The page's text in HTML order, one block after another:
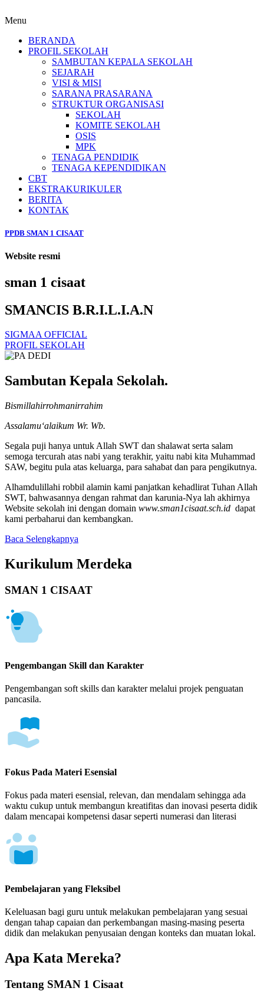
Menu
BERANDA
PROFIL SEKOLAH
SAMBUTAN KEPALA SEKOLAH
SEJARAH
VISI & MISI
SARANA PRASARANA
STRUKTUR ORGANISASI
SEKOLAH
KOMITE SEKOLAH
OSIS
MPK
TENAGA PENDIDIK
TENAGA KEPENDIDIKAN
CBT
EKSTRAKURIKULER
BERITA
KONTAK
PPDB SMAN 1 CISAAT
Website resmi
sman 1 cisaat
SMANCIS B.R.I.L.I.A.N
SIGMAA OFFICIAL
PROFIL SEKOLAH
Sambutan Kepala Sekolah.
Bismillahirrohmanirrahim
Assalamu‘alaikum Wr. Wb.
Segala puji hanya untuk Allah SWT dan shalawat serta salam
semoga tercurah atas nabi yang terakhir, yaitu nabi kita Muhammad
SAW, begitu pula atas keluarga, para sahabat dan para pengikutnya.
Alhamdulillahi robbil alamin kami panjatkan kehadlirat Tuhan Allah
SWT, bahwasannya dengan rahmat dan karunia-Nya lah akhirnya
Website sekolah ini dengan domain www.sman1cisaat.sch.id dapat
kami perbaharui dan kembangkan.
Baca Selengkapnya
Kurikulum Merdeka
SMAN 1 CISAAT
Pengembangan Skill dan Karakter
Pengembangan soft skills dan karakter melalui projek penguatan
pancasila.
Fokus Pada Materi Esensial
Fokus pada materi esensial, relevan, dan mendalam sehingga ada
waktu cukup untuk membangun kreatifitas dan inovasi peserta didik
dalam mencapai kompetensi dasar seperti numerasi dan literasi
Pembelajaran yang Fleksibel
Keleluasan bagi guru untuk melakukan pembelajaran yang sesuai
dengan tahap capaian dan perkembangan masing-masing peserta
didik dan melakukan penyusaian dengan konteks dan muatan lokal.
Apa Kata Mereka?
Tentang SMAN 1 Cisaat